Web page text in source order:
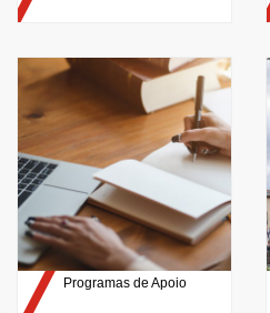
Programas de Apoio